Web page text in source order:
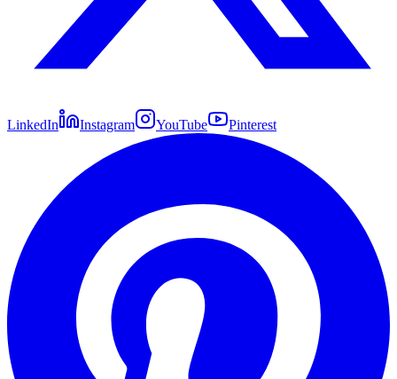
LinkedIn Instagram YouTube Pinterest